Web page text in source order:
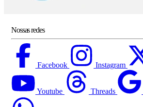
Nossas redes
Facebook Instagram
Youtube Threads